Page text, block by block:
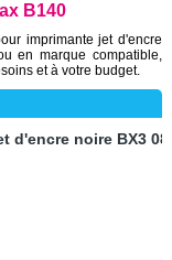
B140
imprimante jet d'encre
en marque compatible,
et à votre budget.
d'encre noire BX3